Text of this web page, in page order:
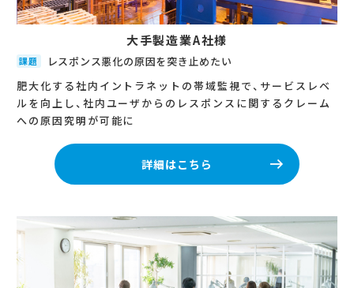
大手製造業A社様
課題
レスポンス悪化の原因を突き止めたい
肥大化する社内イントラネットの帯域監視で、サービスレベ
ルを向上し、社内ユーザからのレスポンスに関するクレーム
への原因究明が可能に
詳細はこちら